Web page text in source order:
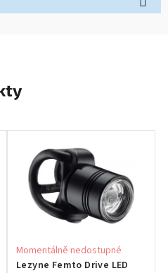
Lezyne Femto Drive LED
Momentálně nedostupné